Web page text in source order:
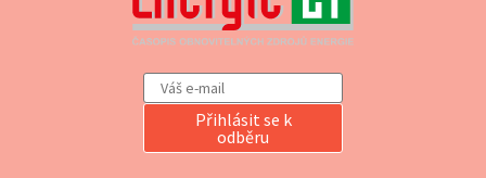
Přihlásit se k
odběru